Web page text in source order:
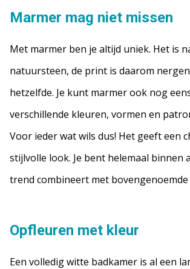
Marmer mag niet missen
Met marmer ben je altijd uniek. Het is
natuursteen, de print is daarom
hetzelfde. Je kunt marmer ook nog
verschillende kleuren, vormen en
Voor ieder wat wils dus! Het geeft een
stijlvolle look. Je bent helemaal binnen
trend combineert met
Opfleuren met kleur
Een volledig witte badkamer is al een